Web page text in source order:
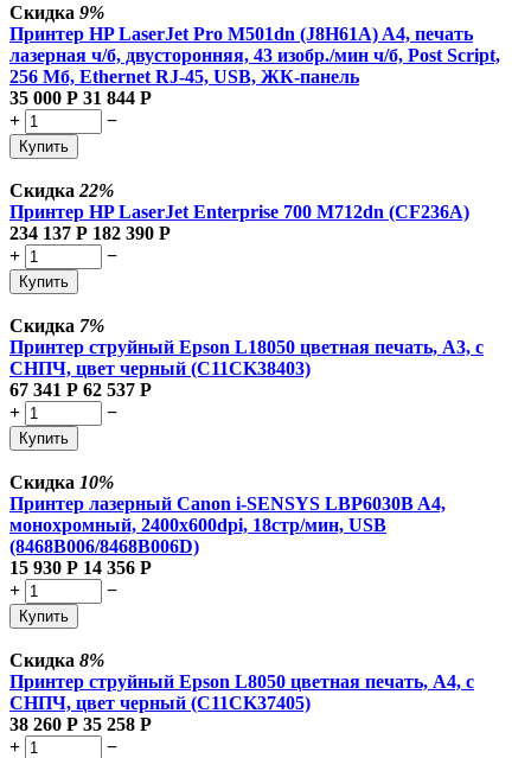
Скидка 9%
Принтер HP LaserJet Pro M501dn (J8H61A) A4, печать
лазерная ч/б, двусторонняя, 43 изобр./мин ч/б, Post Script,
256 Мб, Ethernet RJ-45, USB, ЖК-панель
35 000 Р 31 844 Р
+
−
Купить
Скидка 22%
Принтер HP LaserJet Enterprise 700 M712dn (CF236A)
234 137 Р 182 390 Р
+
−
Купить
Скидка 7%
Принтер струйный Epson L18050 цветная печать, A3, с
СНПЧ, цвет черный (C11CK38403)
67 341 Р 62 537 Р
+
−
Купить
Скидка 10%
Принтер лазерный Canon i-SENSYS LBP6030B A4,
монохромный, 2400x600dpi, 18стр/мин, USB
(8468B006/8468B006D)
15 930 Р 14 356 Р
+
−
Купить
Скидка 8%
Принтер струйный Epson L8050 цветная печать, A4, с
СНПЧ, цвет черный (C11CK37405)
38 260 Р 35 258 Р
+
−